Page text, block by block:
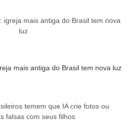
mais antiga do Brasil tem nova luz